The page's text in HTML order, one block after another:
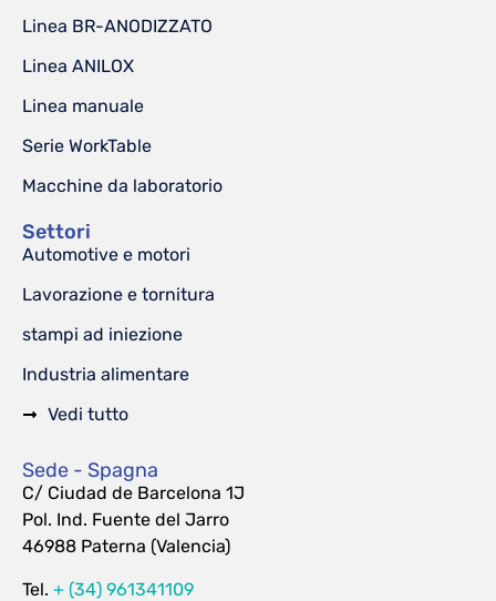
Linea BR-ANODIZZATO
Linea ANILOX
Linea manuale
Serie WorkTable
Macchine da laboratorio
Settori
Automotive e motori
Lavorazione e tornitura
stampi ad iniezione
Industria alimentare
Vedi tutto
Sede - Spagna
C/ Ciudad de Barcelona 1J
Pol. Ind. Fuente del Jarro
46988 Paterna (Valencia)
Tel. + (34) 961341109